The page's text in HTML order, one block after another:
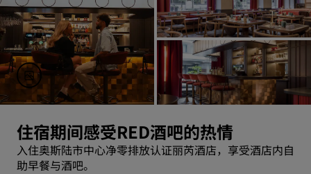
住宿期间感受RED酒吧的热情
入住奥斯陆市中心净零排放认证丽芮酒店，享受酒店内自
助早餐与酒吧。